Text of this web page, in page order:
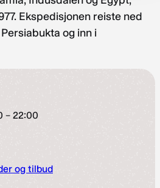
Ekspedisjonen reiste ned
og inn i
– 22:00
og tilbud